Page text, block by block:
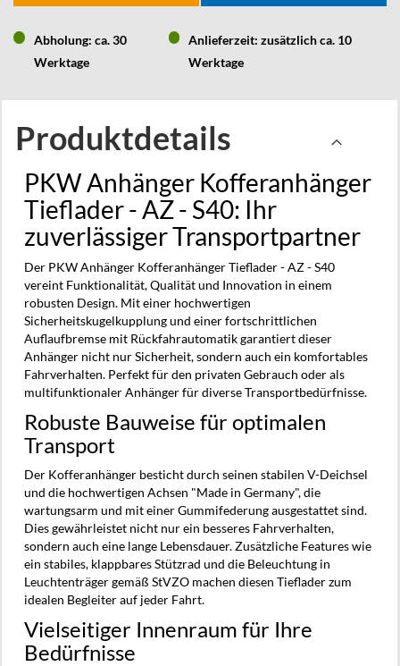
Abholung: ca. 30
Werktage
Anlieferzeit: zusätzlich ca. 10
Werktage
Produktdetails
PKW Anhänger Kofferanhänger
Tieflader - AZ - S40: Ihr
zuverlässiger Transportpartner
Der PKW Anhänger Kofferanhänger Tieflader - AZ - S40
vereint Funktionalität, Qualität und Innovation in einem
robusten Design. Mit einer hochwertigen
Sicherheitskugelkupplung und einer fortschrittlichen
Auflaufbremse mit Rückfahrautomatik garantiert dieser
Anhänger nicht nur Sicherheit, sondern auch ein komfortables
Fahrverhalten. Perfekt für den privaten Gebrauch oder als
multifunktionaler Anhänger für diverse Transportbedürfnisse.
Robuste Bauweise für optimalen
Transport
Der Kofferanhänger besticht durch seinen stabilen V-Deichsel
und die hochwertigen Achsen "Made in Germany", die
wartungsarm und mit einer Gummifederung ausgestattet sind.
Dies gewährleistet nicht nur ein besseres Fahrverhalten,
sondern auch eine lange Lebensdauer. Zusätzliche Features wie
ein stabiles, klappbares Stützrad und die Beleuchtung in
Leuchtenträger gemäß StVZO machen diesen Tieflader zum
idealen Begleiter auf jeder Fahrt.
Vielseitiger Innenraum für Ihre
Bedürfnisse